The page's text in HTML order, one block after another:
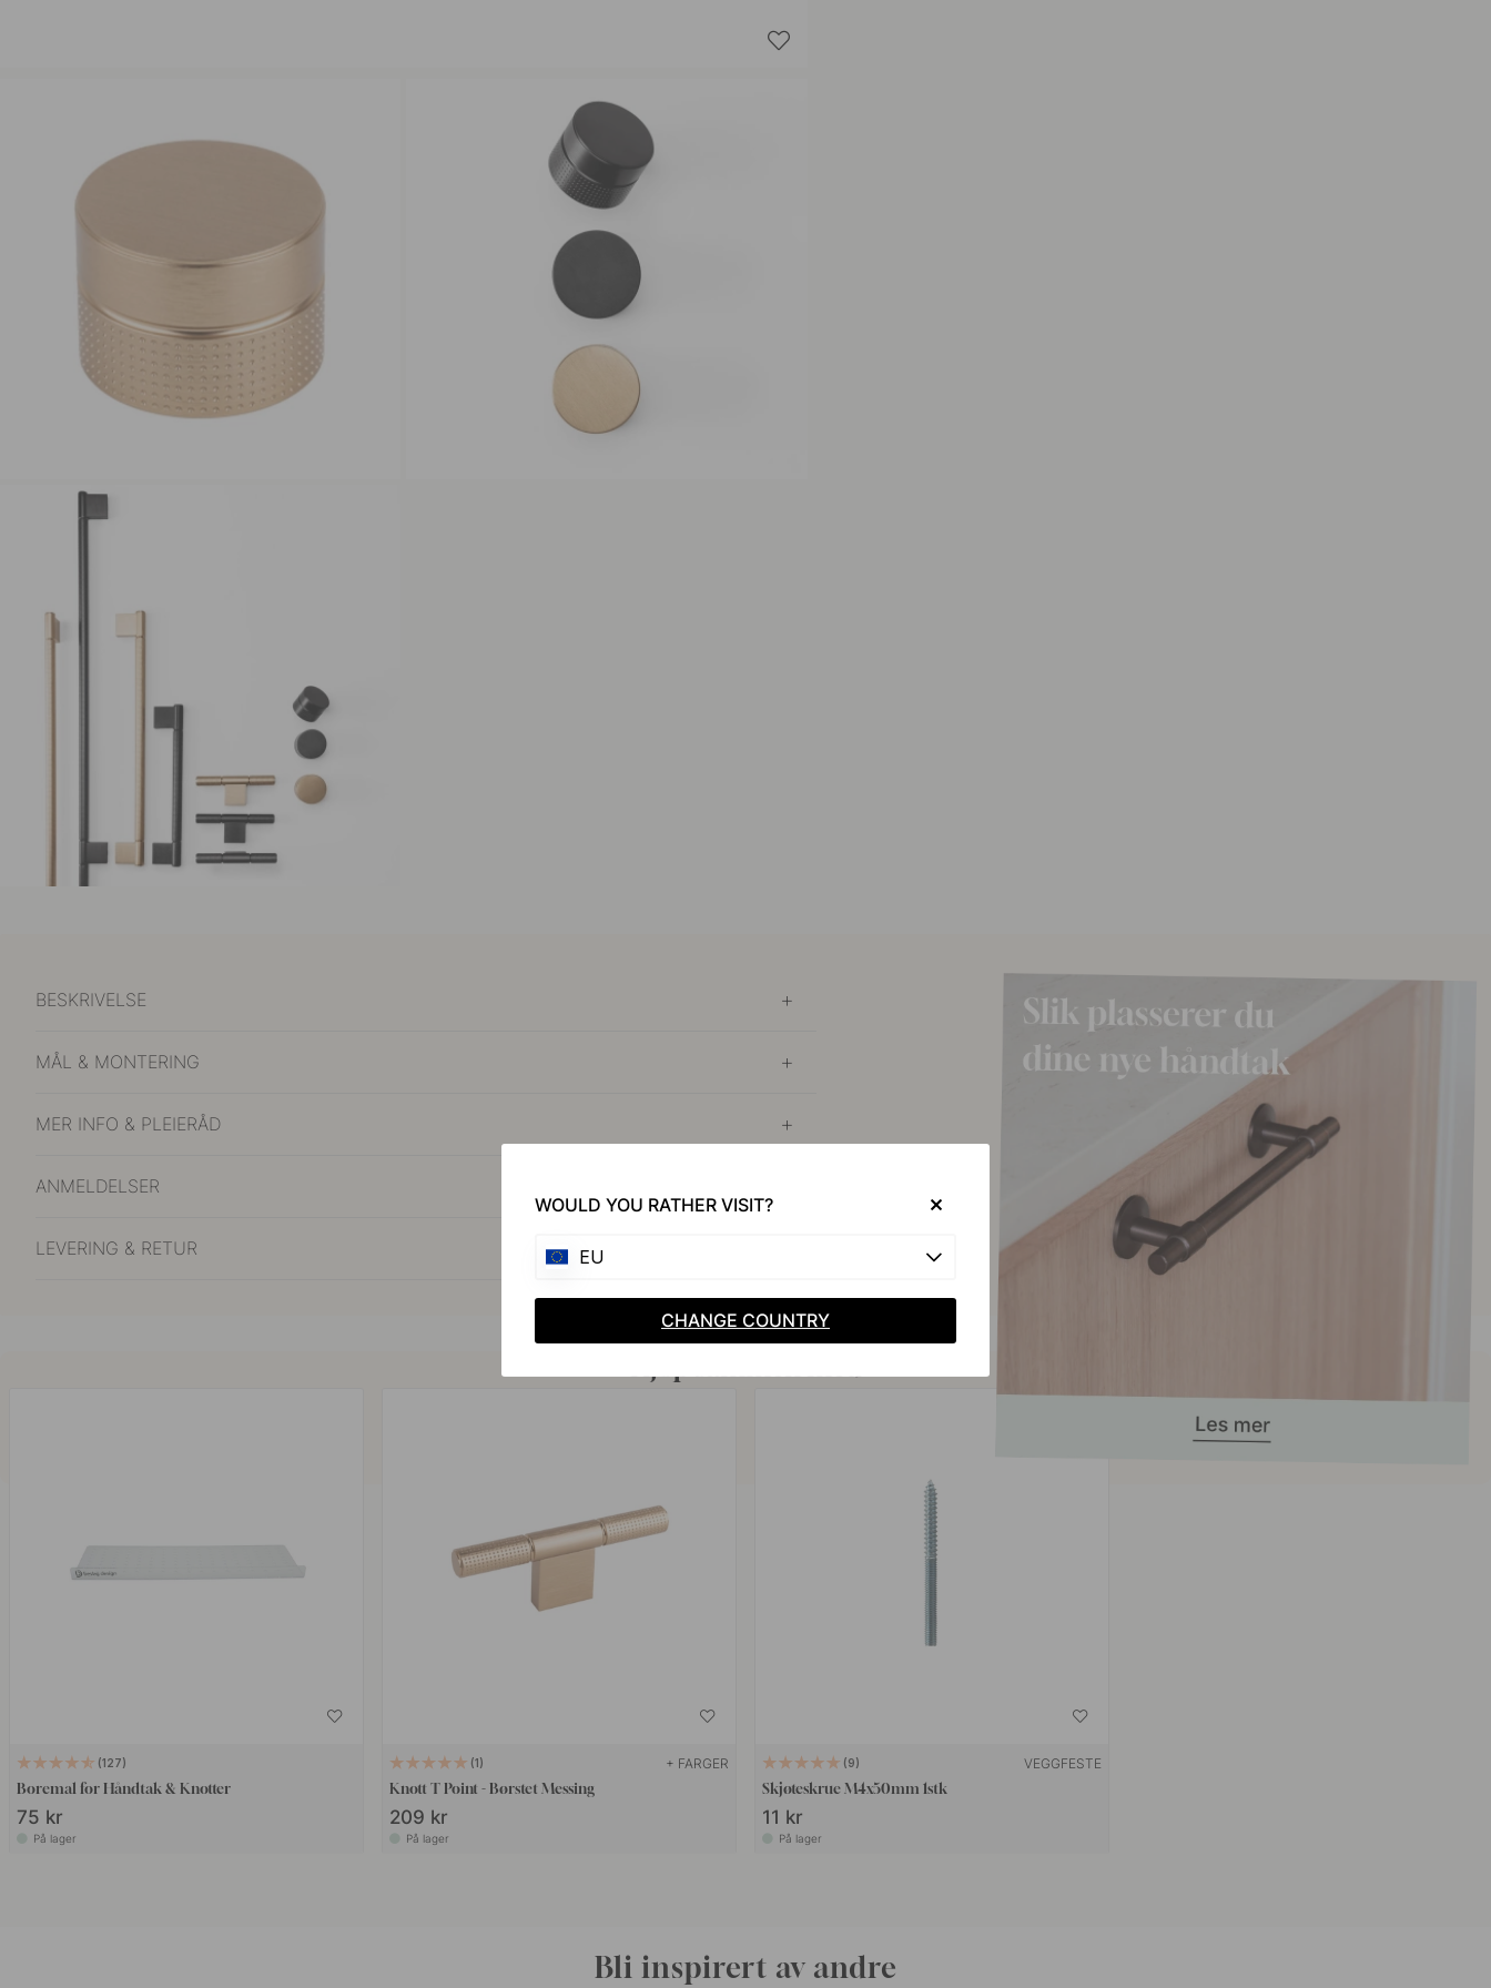
BESKRIVELSE
MÅL & MONTERING
MER INFO & PLEIERÅD
ANMELDELSER
LEVERING & RETUR
127
Boremal for Håndtak & Knotter
75 kr
På lager
1 + FARGER
Knott T Point - Børstet Messing
209 kr
På lager
9 VEGGFESTE
Skjøteskrue M4x50mm 1stk
11 kr
På lager
Bli inspirert av andre
WOULD YOU RATHER VISIT?
EU
CHANGE COUNTRY